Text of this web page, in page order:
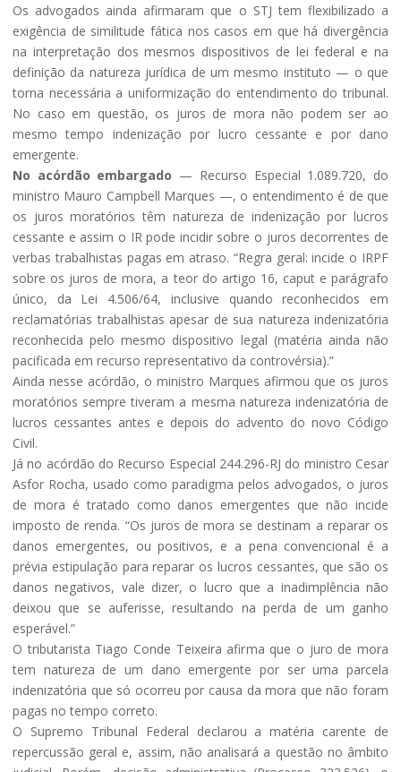
Os advogados ainda afirmaram que o STJ tem flexibilizado a
exigência de similitude fática nos casos em que há divergência
na interpretação dos mesmos dispositivos de lei federal e na
definição da natureza jurídica de um mesmo instituto — o que
torna necessária a uniformização do entendimento do tribunal.
No caso em questão, os juros de mora não podem ser ao
mesmo tempo indenização por lucro cessante e por dano
emergente.
No acórdão embargado — Recurso Especial 1.089.720, do
ministro Mauro Campbell Marques —, o entendimento é de que
os juros moratórios têm natureza de indenização por lucros
cessante e assim o IR pode incidir sobre o juros decorrentes de
verbas trabalhistas pagas em atraso. “Regra geral: incide o IRPF
sobre os juros de mora, a teor do artigo 16, caput e parágrafo
único, da Lei 4.506/64, inclusive quando reconhecidos em
reclamatórias trabalhistas apesar de sua natureza indenizatória
reconhecida pelo mesmo dispositivo legal (matéria ainda não
pacificada em recurso representativo da controvérsia).”
Ainda nesse acórdão, o ministro Marques afirmou que os juros
moratórios sempre tiveram a mesma natureza indenizatória de
lucros cessantes antes e depois do advento do novo Código
Civil.
Já no acórdão do Recurso Especial 244.296-RJ do ministro Cesar
Asfor Rocha, usado como paradigma pelos advogados, o juros
de mora é tratado como danos emergentes que não incide
imposto de renda. “Os juros de mora se destinam a reparar os
danos emergentes, ou positivos, e a pena convencional é a
prévia estipulação para reparar os lucros cessantes, que são os
danos negativos, vale dizer, o lucro que a inadimplência não
deixou que se auferisse, resultando na perda de um ganho
esperável.”
O tributarista Tiago Conde Teixeira afirma que o juro de mora
tem natureza de um dano emergente por ser uma parcela
indenizatória que só ocorreu por causa da mora que não foram
pagas no tempo correto.
O Supremo Tribunal Federal declarou a matéria carente de
repercussão geral e, assim, não analisará a questão no âmbito